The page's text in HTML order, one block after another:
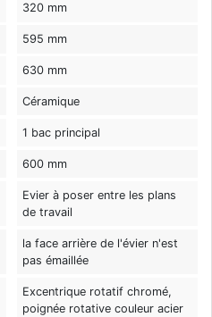
320 mm
595 mm
630 mm
Céramique
1 bac principal
600 mm
Evier à poser entre les plans
de travail
la face arrière de l'évier n'est
pas émaillée
Excentrique rotatif chromé,
poignée rotative couleur acier